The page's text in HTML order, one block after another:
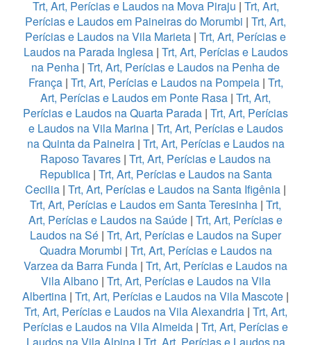
Trt, Art, Perícias e Laudos na Mova Piraju | Trt, Art,
Perícias e Laudos em Paineiras do Morumbi | Trt, Art,
Perícias e Laudos na Vila Marieta | Trt, Art, Perícias e
Laudos na Parada Inglesa | Trt, Art, Perícias e Laudos
na Penha | Trt, Art, Perícias e Laudos na Penha de
França | Trt, Art, Perícias e Laudos na Pompeia| Trt,
Art, Perícias e Laudos em Ponte Rasa | Trt, Art,
Perícias e Laudos na Quarta Parada | Trt, Art, Perícias
e Laudos na Vila Marina| Trt, Art, Perícias e Laudos
na Quinta da Paineira| Trt, Art, Perícias e Laudos na
Raposo Tavares | Trt, Art, Perícias e Laudos na
Republica| Trt, Art, Perícias e Laudos na Santa
Cecilia | Trt, Art, Perícias e Laudos na Santa Ifigênia |
Trt, Art, Perícias e Laudos em Santa Teresinha | Trt,
Art, Perícias e Laudos na Saúde | Trt, Art, Perícias e
Laudos na Sé | Trt, Art, Perícias e Laudos na Super
Quadra Morumbi | Trt, Art, Perícias e Laudos na
Varzea da Barra Funda | Trt, Art, Perícias e Laudos na
Vila Albano| Trt, Art, Perícias e Laudos na Vila
Albertina | Trt, Art, Perícias e Laudos na Vila Mascote |
Trt, Art, Perícias e Laudos na Vila Alexandria| Trt, Art,
Perícias e Laudos na Vila Almeida | Trt, Art, Perícias e